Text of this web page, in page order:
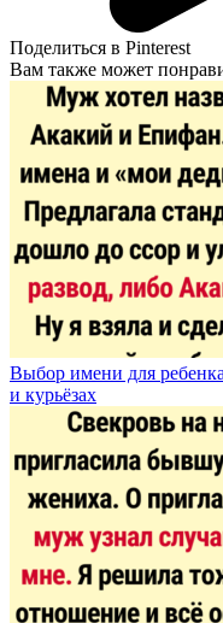
Поделиться в Pinterest
Вам также может
Выбор имени для
и курьёзах